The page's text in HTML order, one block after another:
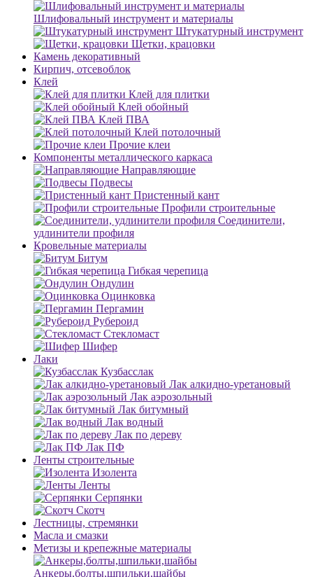
Шлифовальный инструмент и материалы
Штукатурный инструмент
Щетки, крацовки
Камень декоративный
Кирпич, отсевоблок
Клей
Клей для плитки
Клей обойный
Клей ПВА
Клей потолочный
Прочие клеи
Компоненты металлического каркаса
Направляющие
Подвесы
Пристенный кант
Профили строительные
Соединители,
удлинители профиля
Кровельные материалы
Битум
Гибкая черепица
Ондулин
Оцинковка
Пергамин
Рубероид
Стекломаст
Шифер
Лаки
Кузбасслак
Лак алкидно-уретановый
Лак аэрозольный
Лак битумный
Лак водный
Лак по дереву
Лак ПФ
Ленты строительные
Изолента
Ленты
Серпянки
Скотч
Лестницы, стремянки
Масла и смазки
Метизы и крепежные материалы
Анкеры,болты,шпильки,шайбы